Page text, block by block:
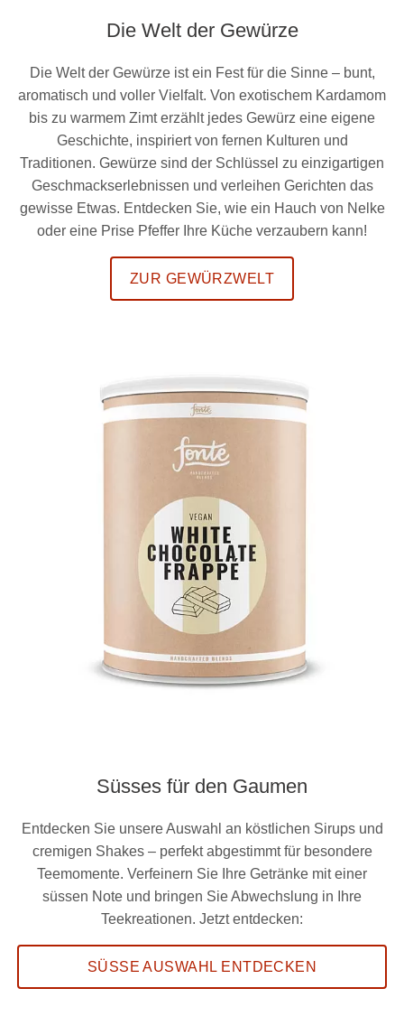
Die Welt der Gewürze
Die Welt der Gewürze ist ein Fest für die Sinne – bunt,
aromatisch und voller Vielfalt. Von exotischem Kardamom
bis zu warmem Zimt erzählt jedes Gewürz eine eigene
Geschichte, inspiriert von fernen Kulturen und
Traditionen. Gewürze sind der Schlüssel zu einzigartigen
Geschmackserlebnissen und verleihen Gerichten das
gewisse Etwas. Entdecken Sie, wie ein Hauch von Nelke
oder eine Prise Pfeffer Ihre Küche verzaubern kann!
ZUR GEWÜRZWELT
Süsses für den Gaumen
Entdecken Sie unsere Auswahl an köstlichen Sirups und
cremigen Shakes – perfekt abgestimmt für besondere
Teemomente. Verfeinern Sie Ihre Getränke mit einer
süssen Note und bringen Sie Abwechslung in Ihre
Teekreationen. Jetzt entdecken:
SÜSSE AUSWAHL ENTDECKEN